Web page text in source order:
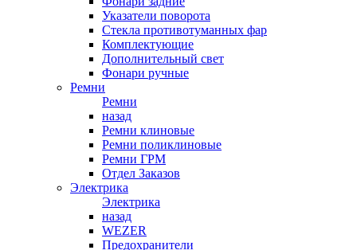
Указатели поворота
Стекла противотуманных фар
Комплектующие
Дополнительный свет
Фонари ручные
Ремни
Ремни
назад
Ремни клиновые
Ремни поликлиновые
Ремни ГРМ
Отдел Заказов
Электрика
Электрика
назад
WEZER
Предохранители